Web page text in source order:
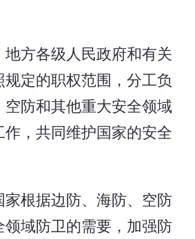
方各级人民政府和有关
定的职权范围，分工负
防和其他重大安全领域
，共同维护国家的安全
根据边防、海防、空防
域防卫的需要，加强防